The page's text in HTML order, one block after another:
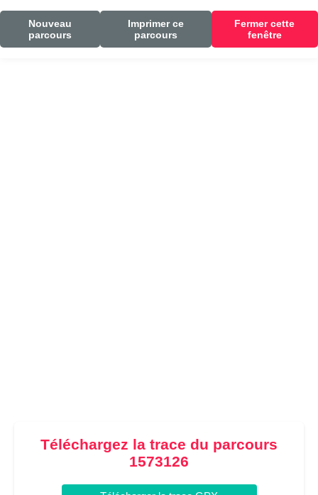
Nouveau
parcours
Imprimer ce
parcours
Fermer cette
fenêtre
Téléchargez la trace du parcours
1573126